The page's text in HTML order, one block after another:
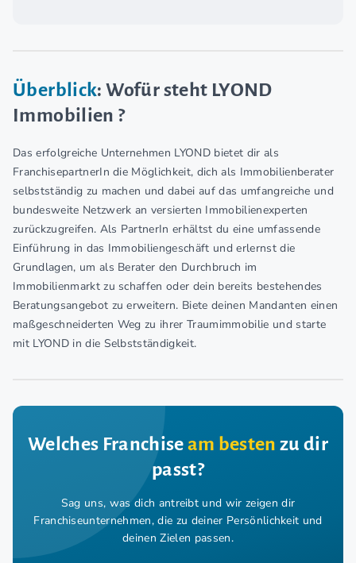
Überblick: Wofür steht LYOND
Immobilien ?
Das erfolgreiche Unternehmen LYOND bietet dir als
FranchisepartnerIn die Möglichkeit, dich als Immobilienberater
selbstständig zu machen und dabei auf das umfangreiche und
bundesweite Netzwerk an versierten Immobilienexperten
zurückzugreifen. Als PartnerIn erhältst du eine umfassende
Einführung in das Immobiliengeschäft und erlernst die
Grundlagen, um als Berater den Durchbruch im
Immobilienmarkt zu schaffen oder dein bereits bestehendes
Beratungsangebot zu erweitern. Biete deinen Mandanten einen
maßgeschneiderten Weg zu ihrer Traumimmobilie und starte
mit LYOND in die Selbstständigkeit.
Welches Franchiseam besten zu dir
passt?
Sag uns, was dich antreibt und wir zeigen dir
Franchiseunternehmen, die zu deiner Persönlichkeit und
deinen Zielen passen.